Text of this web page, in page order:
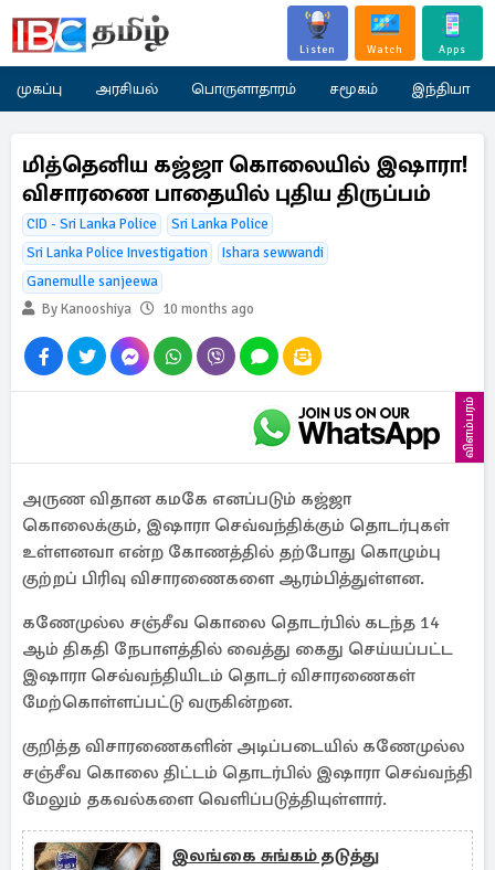
Listen Watch Apps
முகப்பு அரசியல் பொருளாதாரம் சமூகம் இந்தியா
மித்தெனிய கஜ்ஜா கொலையில் இஷாரா!
விசாரணை பாதையில் புதிய திருப்பம்
CID - Sri Lanka Police
Sri Lanka Police
Sri Lanka Police Investigation
Ishara sewwandi
Ganemulle sanjeewa
By Kanooshiya
10 months ago
விளம்பரம்
அருண விதான கமகே எனப்படும் கஜ்ஜா
கொலைக்கும், இஷாரா செவ்வந்திக்கும் தொடர்புகள்
உள்ளனவா என்ற கோணத்தில் தற்போது கொழும்பு
குற்றப் பிரிவு விசாரணைகளை ஆரம்பித்துள்ளன.
கணேமுல்ல சஞ்சீவ கொலை தொடர்பில் கடந்த 14
ஆம் திகதி நேபாளத்தில் வைத்து கைது செய்யப்பட்ட
இஷாரா செவ்வந்தியிடம் தொடர் விசாரணைகள்
மேற்கொள்ளப்பட்டு வருகின்றன.
குறித்த விசாரணைகளின் அடிப்படையில் கணேமுல்ல
சஞ்சீவ கொலை திட்டம் தொடர்பில் இஷாரா செவ்வந்தி
மேலும் தகவல்களை வெளிப்படுத்தியுள்ளார்.
இலங்கை சுங்கம் தடுத்து